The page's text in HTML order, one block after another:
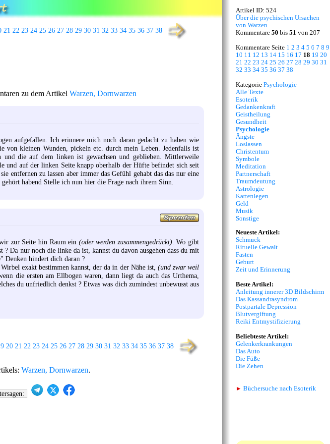
21 22 23 24 25 26 27 28 29 30 31 32 33 34 35 36 37 38
zu dem Artikel Warzen, Dornwarzen
aufgefallen. Ich erinnere mich noch daran gedacht zu haben wie
von kleinen Wunden, pickeln etc. durch mein Leben. Jedenfalls ist
und die auf dem linken ist gewachsen und geblieben. Mittlerweile
und auf der linken Seite knapp oberhalb der Hüfte befindet sich seit
entfernen zu lassen aber immer das Gefühl gehabt das das nur eine
habend Stelle ich nun hier die Frage nach ihrem Sinn.
zur Seite hin Raum ein (oder werden zusammengedrückt). Wo gibt
Da nur noch die linke da ist, kannst du davon ausgehen dass du mit
Denken hindert dich daran ?
exakt bestimmen kannst, der da in der Nähe ist, (und zwar weil
die ersten am Ellbogen waren, dann liegt da auch das Urthema,
du unfriedlich denkst ? Etwas was dich zumindest unbewusst aus
20 21 22 23 24 25 26 27 28 29 30 31 32 33 34 35 36 37 38
Warzen, Dornwarzen.
Artikel ID: 524
Über die psychischen Ursachen
von Warzen
Kommentare 50 bis 51 von 207
Kommentare Seite 1 2 3 4 5 6 7 8 9
10 11 12 13 14 15 16 17 18 19 20
21 22 23 24 25 26 27 28 29 30 31
32 33 34 35 36 37 38
Kategorie Psychologie
Alle Texte
Esoterik
Gedankenkraft
Geistheilung
Gesundheit
Psychologie
Ängste
Loslassen
Christentum
Symbole
Meditation
Partnerschaft
Traumdeutung
Astrologie
Kartenlegen
Geld
Musik
Sonstige
Neueste Artikel:
Schmuck
Rituelle Gewalt
Fasten
Geburt
Zeit und Erinnerung
Beste Artikel:
Anleitung innerer 3D Bildschirm
Das Kassandrasyndrom
Postpartale Depression
Blutvergiftung
Reiki Entmystifizierung
Beliebteste Artikel:
Gelenkerkrankungen
Das Auto
Die Füße
Die Zehen
► Büchersuche nach Esoterik